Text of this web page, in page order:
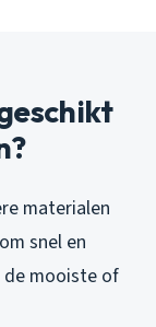
materialen
snel en
de mooiste of